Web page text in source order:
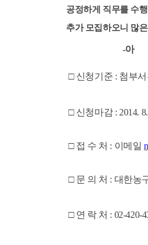
공정하게 직무를 수
추가 모집하오니 많
-아
□ 신청기준 : 첨부
□ 신청마감 : 2014.
□ 접 수 처 : 이메일
□ 문 의 처 : 대한농
□ 연 락 처 : 02-420-